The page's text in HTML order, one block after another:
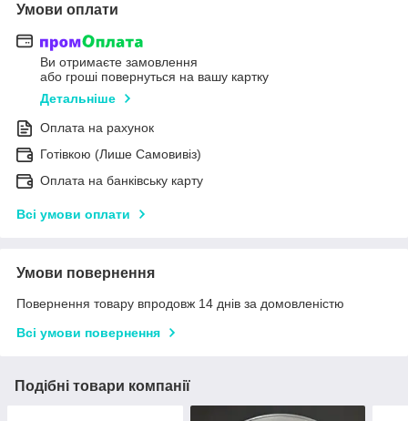
Умови оплати
Ви отримаєте замовлення
або гроші повернуться на вашу картку
Детальніше
Оплата на рахунок
Готівкою (Лише Самовивіз)
Оплата на банківську карту
Всі умови оплати
Умови повернення
Повернення товару впродовж 14 днів за домовленістю
Всі умови повернення
Подібні товари компанії